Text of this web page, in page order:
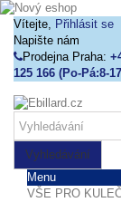
Vítejte, Přihlásit se
Napište nám
Prodejna Praha:
125 166 (Po-Pá:8-
Vyhledávání
Menu
VŠE PRO